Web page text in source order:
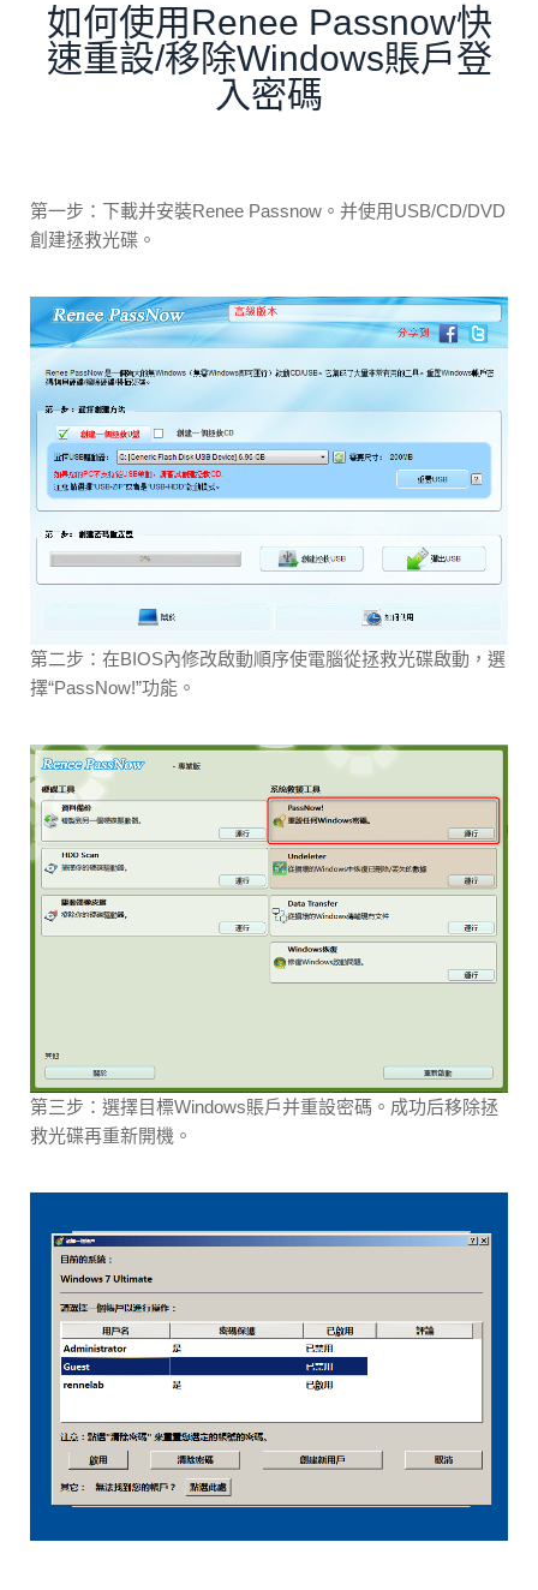
如何使用Renee Passnow快
速重設/移除Windows賬戶登
入密碼
第一步：下載并安裝Renee Passnow。并使用USB/CD/DVD
創建拯救光碟。
第二步：在BIOS內修改啟動順序使電腦從拯救光碟啟動，選
擇“PassNow!”功能。
第三步：選擇目標Windows賬戶并重設密碼。成功后移除拯
救光碟再重新開機。